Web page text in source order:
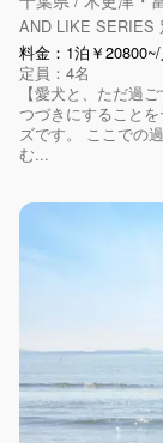
AND LIKE SERIES
料金：1泊￥20800~/
定員：4名
【愛犬と、ただ過
つづきにすること
ズです。 ここでの
む...